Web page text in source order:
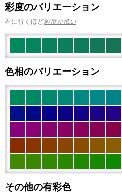
彩度のバリエーション
右に行くほど彩度が低い
色相のバリエーション
その他の有彩色